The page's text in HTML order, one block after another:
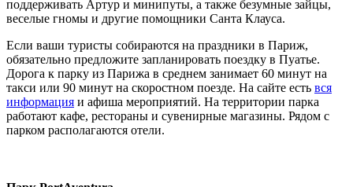
поддерживать Артур и минипуты, а также безумные зайцы,
веселые гномы и другие помощники Санта Клауса.
Если ваши туристы собираются на праздники в Париж,
обязательно предложите запланировать поездку в Пуатье.
Дорога к парку из Парижа в среднем занимает 60 минут на
такси или 90 минут на скоростном поезде. На сайте есть вся
информация и афиша мероприятий. На территории парка
работают кафе, рестораны и сувенирные магазины. Рядом с
парком располагаются отели.